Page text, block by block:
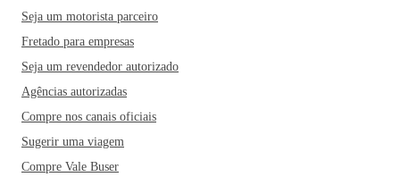
Seja um motorista parceiro
Fretado para empresas
Seja um revendedor autorizado
Agências autorizadas
Compre nos canais oficiais
Sugerir uma viagem
Compre Vale Buser